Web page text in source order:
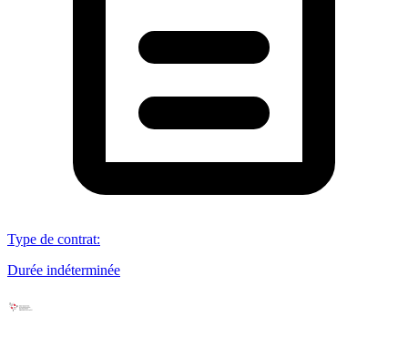
Type de contrat:
Durée indéterminée